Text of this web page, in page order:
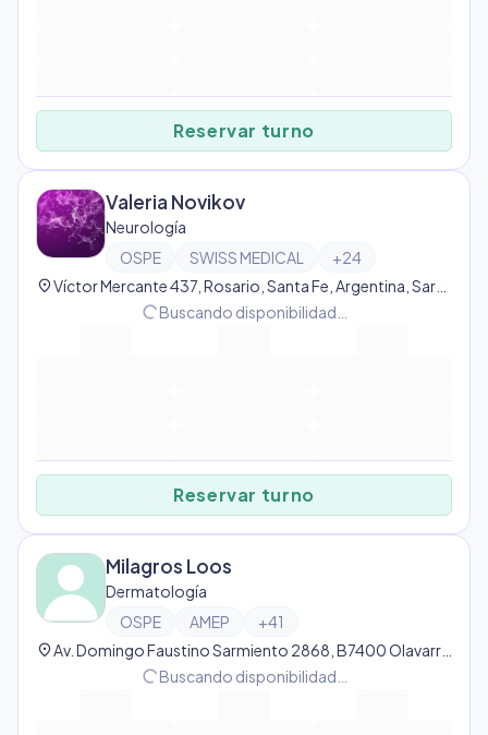
Reservar turno
Valeria Novikov
Neurología
OSPE
SWISS MEDICAL +24
location_on
progress_activityBuscando disponibilidad…
Reservar turno
Milagros Loos
Dermatología
OSPE
AMEP +41
location_on
progress_activityBuscando disponibilidad…